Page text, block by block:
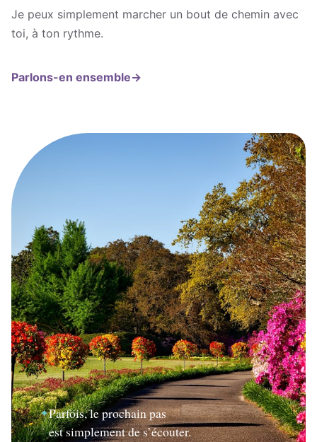
Je peux simplement marcher un bout de chemin avec
toi, à ton rythme.
Parlons-en ensemble→
✦Parfois, le prochain pas
est simplement de s’écouter.